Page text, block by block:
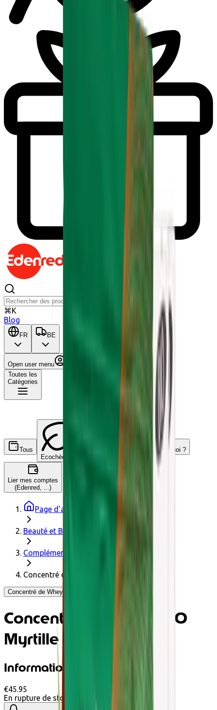
⌘K
Blog
FR BE
Open user menu
Toutes les
Catégories
Tous
Ecochèques
C'est quoi ?
Lier mes comptes
(Edenred, ...)
Page d'accueil
Beauté et Bien-être
Compléments alimentaires
Concentré de Whey BIO Myrtille 900g
Concentré de Whey BIO Myrtille 900g - Greenwhey
Concentré de Whey BIO
Myrtille 900g
Informations produit
€45.95
En rupture de stock